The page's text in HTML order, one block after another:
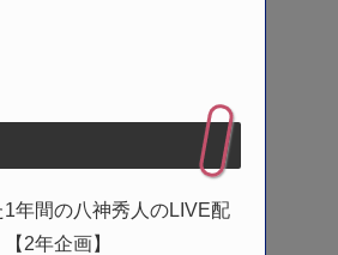
年間の八神秀人のLIVE配
2年企画】